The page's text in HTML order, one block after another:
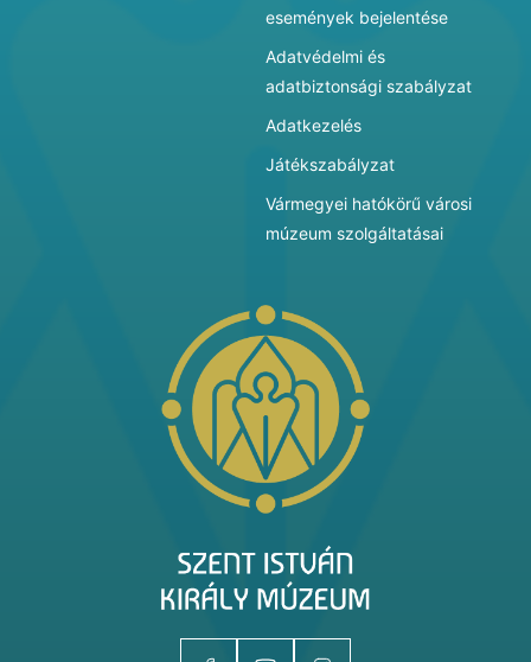
események bejelentése
Adatvédelmi és
adatbiztonsági szabályzat
Adatkezelés
Játékszabályzat
Vármegyei hatókörű városi
múzeum szolgáltatásai